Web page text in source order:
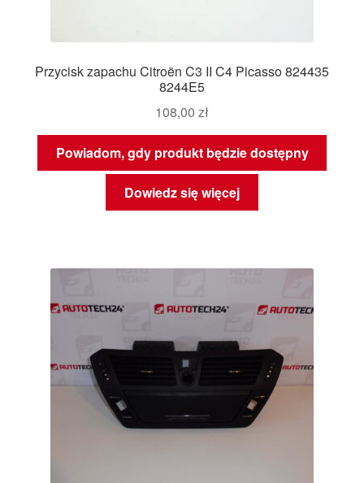
Przycisk zapachu Citroën C3 II C4 Picasso 824435
8244E5
108,00 zł
Powiadom, gdy produkt będzie dostępny
Dowiedz się więcej